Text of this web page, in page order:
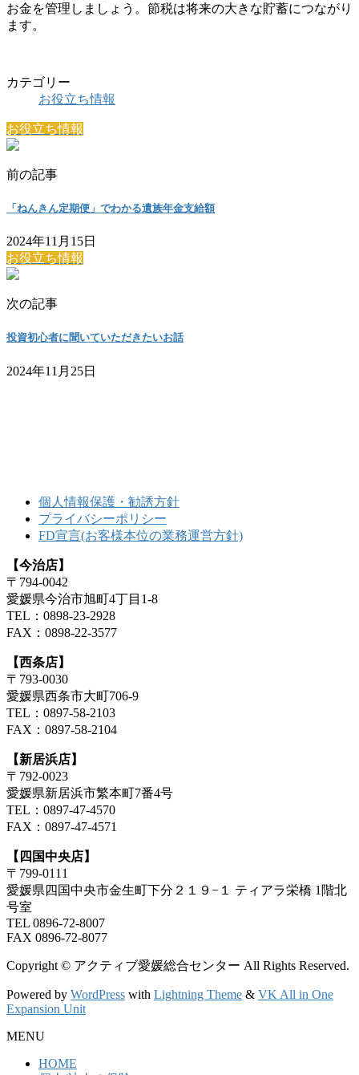
お金を管理しましょう。節税は将来の大きな貯蓄につながり
ます。
カテゴリー
お役立ち情報
お役立ち情報
前の記事
「ねんきん定期便」でわかる遺族年金支給額
2024年11月15日
お役立ち情報
次の記事
投資初心者に聞いていただきたいお話
2024年11月25日
個人情報保護・勧誘方針
プライバシーポリシー
FD宣言(お客様本位の業務運営方針)
【今治店】
〒794-0042
愛媛県今治市旭町4丁目1-8
TEL：0898-23-2928
FAX：0898-22-3577
【西条店】
〒793-0030
愛媛県西条市大町706-9
TEL：0897-58-2103
FAX：0897-58-2104
【新居浜店】
〒792-0023
愛媛県新居浜市繁本町7番4号
TEL：0897-47-4570
FAX：0897-47-4571
【四国中央店】
〒799-0111
愛媛県四国中央市金生町下分２１９−１ ティアラ栄橋 1階北
号室
TEL 0896-72-8007
FAX 0896-72-8077
Copyright © アクティブ愛媛総合センター All Rights Reserved.
Powered by WordPress with Lightning Theme & VK All in One
Expansion Unit
MENU
HOME